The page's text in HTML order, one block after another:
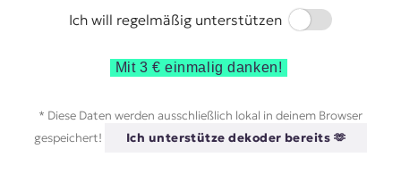
Ich will regelmäßig unterstützen
Switch
Mit 3 € einmalig danken!
* Diese Daten werden ausschließlich lokal in deinem Browser
gespeichert!
Ich unterstütze dekoder bereits 🫶